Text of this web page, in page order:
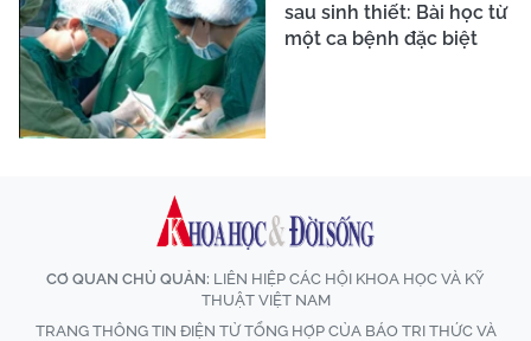
sau sinh thiết: Bài học từ
một ca bệnh đặc biệt
CƠ QUAN CHỦ QUẢN: LIÊN HIỆP CÁC HỘI KHOA HỌC VÀ KỸ
THUẬT VIỆT NAM
TRANG THÔNG TIN ĐIỆN TỬ TỔNG HỢP CỦA BÁO TRI THỨC VÀ